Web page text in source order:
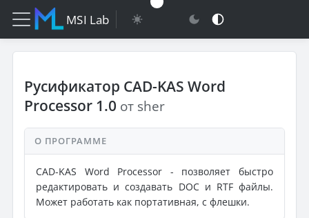
MSI Lab
Русификатор CAD-KAS Word
Processor 1.0 от sher
О ПРОГРАММЕ
CAD-KAS Word Processor - позволяет быстро
редактировать и создавать DOC и RTF файлы.
Может работать как портативная, с флешки.